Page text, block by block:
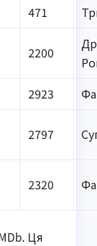
471
2200
2923
2797
2320
Ця